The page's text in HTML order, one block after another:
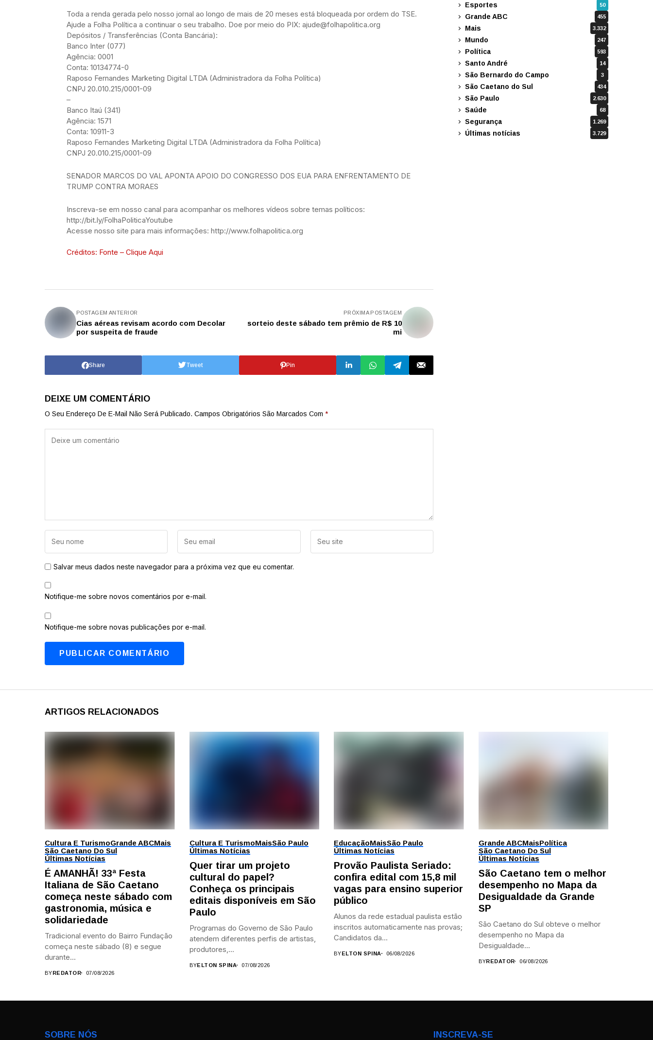
Toda a renda gerada pelo nosso jornal ao longo de mais de 20 meses está bloqueada por ordem do TSE.
Ajude a Folha Política a continuar o seu trabalho. Doe por meio do PIX: ajude@folhapolitica.org
Depósitos / Transferências (Conta Bancária):
Banco Inter (077)
Agência: 0001
Conta: 10134774-0
Raposo Fernandes Marketing Digital LTDA (Administradora da Folha Política)
CNPJ 20.010.215/0001-09
–
Banco Itaú (341)
Agência: 1571
Conta: 10911-3
Raposo Fernandes Marketing Digital LTDA (Administradora da Folha Política)
CNPJ 20.010.215/0001-09
SENADOR MARCOS DO VAL APONTA APOIO DO CONGRESSO DOS EUA PARA ENFRENTAMENTO DE
TRUMP CONTRA MORAES
Inscreva-se em nosso canal para acompanhar os melhores vídeos sobre temas políticos:
http://bit.ly/FolhaPoliticaYoutube
Acesse nosso site para mais informações: http://www.folhapolitica.org
Créditos: Fonte – Clique Aqui
POSTAGEM ANTERIOR
Cias aéreas revisam acordo com Decolar
por suspeita de fraude
PRÓXIMA POSTAGEM
sorteio deste sábado tem prêmio de R$ 10
mi
Share Tweet Pin
DEIXE UM COMENTÁRIO
O Seu Endereço De E-Mail Não Será Publicado. Campos Obrigatórios São Marcados Com *
Salvar meus dados neste navegador para a próxima vez que eu comentar.
Notifique-me sobre novos comentários por e-mail.
Notifique-me sobre novas publicações por e-mail.
Esportes 50
Grande ABC 455
Mais 3.332
Mundo 247
Política 593
Santo André 14
São Bernardo do Campo 3
São Caetano do Sul 434
São Paulo 2.630
Saúde 68
Segurança 1.269
Últimas notícias 3.729
ARTIGOS RELACIONADOS
Cultura E TurismoGrande ABCMais
São Caetano Do Sul
Últimas Notícias
É AMANHÃ! 33ª Festa
Italiana de São Caetano
começa neste sábado com
gastronomia, música e
solidariedade
Tradicional evento do Bairro Fundação
começa neste sábado (8) e segue
durante...
BYREDATOR 07/08/2026
Cultura E TurismoMaisSão Paulo
Últimas Notícias
Quer tirar um projeto
cultural do papel?
Conheça os principais
editais disponíveis em São
Paulo
Programas do Governo de São Paulo
atendem diferentes perfis de artistas,
produtores,...
BYELTON SPINA 07/08/2026
EducaçãoMaisSão Paulo
Últimas Notícias
Provão Paulista Seriado:
confira edital com 15,8 mil
vagas para ensino superior
público
Alunos da rede estadual paulista estão
inscritos automaticamente nas provas;
Candidatos da...
BYELTON SPINA 06/08/2026
Grande ABCMaisPolítica
São Caetano Do Sul
Últimas Notícias
São Caetano tem o melhor
desempenho no Mapa da
Desigualdade da Grande
SP
São Caetano do Sul obteve o melhor
desempenho no Mapa da
Desigualdade...
BYREDATOR 06/08/2026
SOBRE NÓS INSCREVA-SE